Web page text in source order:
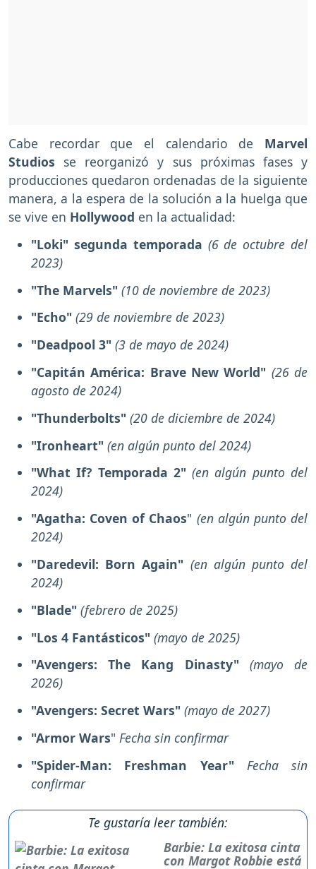
Cabe recordar que el calendario de Marvel
Studios se reorganizó y sus próximas fases y
producciones quedaron ordenadas de la siguiente
manera, a la espera de la solución a la huelga que
se vive en Hollywood en la actualidad:
"Loki" segunda temporada (6 de octubre del
2023)
"The Marvels" (10 de noviembre de 2023)
"Echo" (29 de noviembre de 2023)
"Deadpool 3" (3 de mayo de 2024)
"Capitán América: Brave New World" (26 de
agosto de 2024)
"Thunderbolts" (20 de diciembre de 2024)
"Ironheart" (en algún punto del 2024)
"What If? Temporada 2" (en algún punto del
2024)
"Agatha: Coven of Chaos" (en algún punto del
2024)
"Daredevil: Born Again" (en algún punto del
2024)
"Blade" (febrero de 2025)
"Los 4 Fantásticos" (mayo de 2025)
"Avengers: The Kang Dinasty"
(mayo de
2026)
"Avengers: Secret Wars" (mayo de 2027)
"Armor Wars" Fecha sin confirmar
"Spider-Man: Freshman Year"
Fecha sin
confirmar
Te gustaría leer también:
Barbie: La exitosa cinta
con Margot Robbie está